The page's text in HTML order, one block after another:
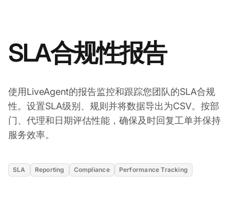
SLA合规性报告
使用LiveAgent的报告监控和跟踪您团队的SLA合规
性。设置SLA级别、规则并将数据导出为CSV。按部
门、代理和日期评估性能，确保及时回复工单并保持
服务效率。
SLA Reporting Compliance Performance Tracking